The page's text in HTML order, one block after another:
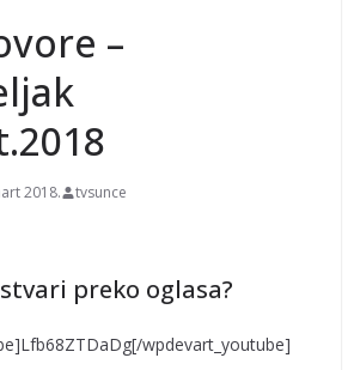
–
2018. tvsunce
preko oglasa?
wpdevart_youtube]